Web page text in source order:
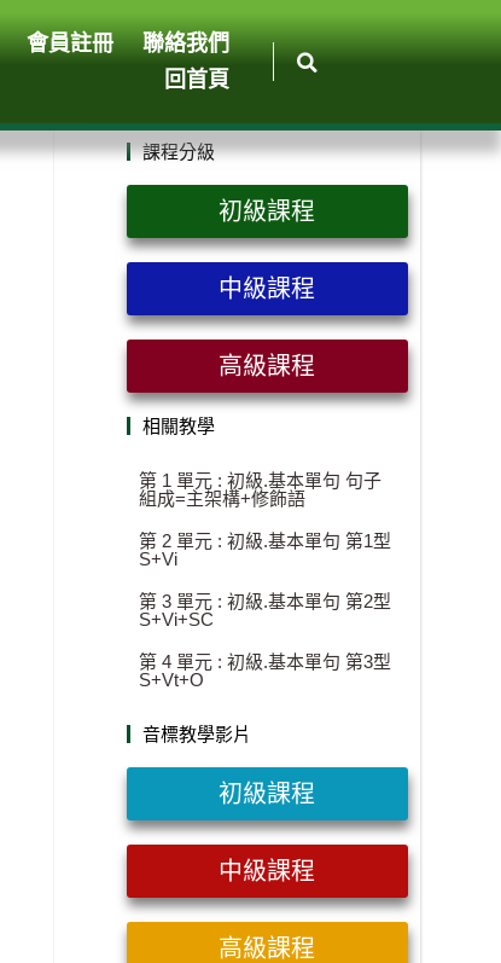
會員註冊
聯絡我們
回首頁
課程分級
初級課程
中級課程
高級課程
相關教學
第 1 單元 : 初級.基本單句 句子
組成=主架構+修飾語
第 2 單元 : 初級.基本單句 第1型
S+Vi
第 3 單元 : 初級.基本單句 第2型
S+Vi+SC
第 4 單元 : 初級.基本單句 第3型
S+Vt+O
音標教學影片
初級課程
中級課程
高級課程